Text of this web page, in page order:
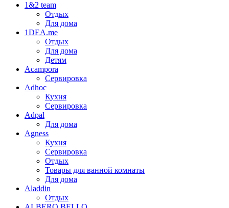
1&2 team
Отдых
Для дома
1DEA.me
Отдых
Для дома
Детям
Acampora
Сервировка
Adhoc
Кухня
Сервировка
Adpal
Для дома
Agness
Кухня
Сервировка
Отдых
Товары для ванной комнаты
Для дома
Aladdin
Отдых